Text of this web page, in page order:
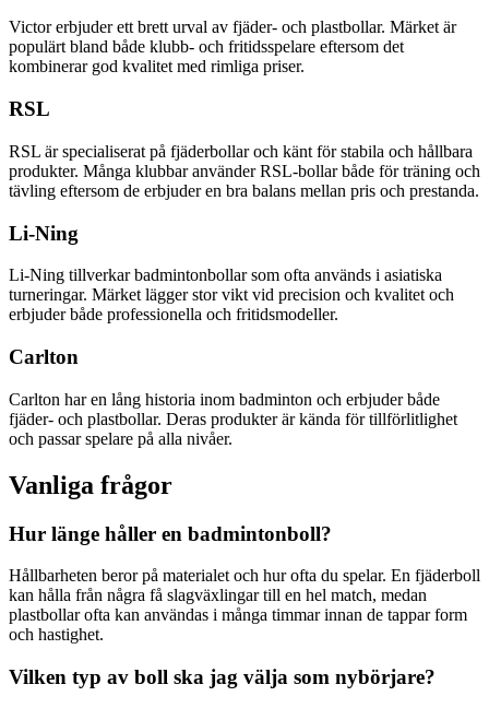
Victor erbjuder ett brett urval av fjäder- och plastbollar. Märket är
populärt bland både klubb- och fritidsspelare eftersom det
kombinerar god kvalitet med rimliga priser.
RSL
RSL är specialiserat på fjäderbollar och känt för stabila och hållbara
produkter. Många klubbar använder RSL-bollar både för träning och
tävling eftersom de erbjuder en bra balans mellan pris och prestanda.
Li-Ning
Li-Ning tillverkar badmintonbollar som ofta används i asiatiska
turneringar. Märket lägger stor vikt vid precision och kvalitet och
erbjuder både professionella och fritidsmodeller.
Carlton
Carlton har en lång historia inom badminton och erbjuder både
fjäder- och plastbollar. Deras produkter är kända för tillförlitlighet
och passar spelare på alla nivåer.
Vanliga frågor
Hur länge håller en badmintonboll?
Hållbarheten beror på materialet och hur ofta du spelar. En fjäderboll
kan hålla från några få slagväxlingar till en hel match, medan
plastbollar ofta kan användas i många timmar innan de tappar form
och hastighet.
Vilken typ av boll ska jag välja som nybörjare?